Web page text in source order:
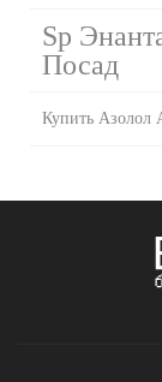
Sp
Посад
Купить Азолол